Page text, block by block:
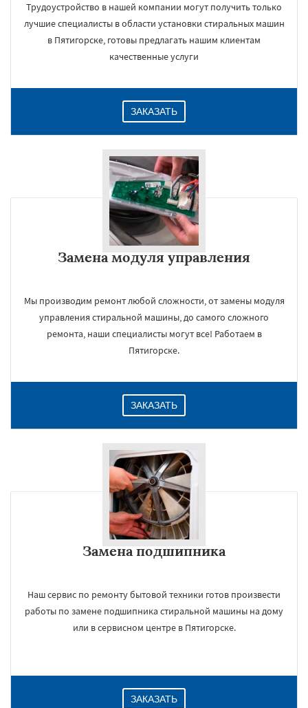
Трудоустройство в нашей компании могут получить только
лучшие специалисты в области установки стиральных машин
в Пятигорске, готовы предлагать нашим клиентам
качественные услуги
ЗАКАЗАТЬ
Замена модуля управления
Мы производим ремонт любой сложности, от замены модуля
управления стиральной машины, до самого сложного
ремонта, наши специалисты могут все! Работаем в
Пятигорске.
ЗАКАЗАТЬ
Замена подшипника
Наш сервис по ремонту бытовой техники готов произвести
работы по замене подшипника стиральной машины на дому
или в сервисном центре в Пятигорске.
ЗАКАЗАТЬ